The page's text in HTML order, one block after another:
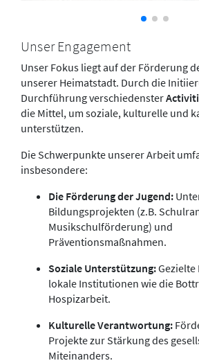
Unser Engagement
Unser Fokus liegt auf der Förderung
unserer Heimatstadt. Durch die
Durchführung verschiedenster
die Mittel, um soziale, kulturelle und
unterstützen.
Die Schwerpunkte unserer Arbeit
insbesondere:
Die Förderung der Jugend:
Bildungsprojekten (z.B.
Musikschulförderung) und
Präventionsmaßnahmen.
Soziale Unterstützung:
lokale Institutionen wie die
Hospizarbeit.
Kulturelle Verantwortung:
Projekte zur Stärkung des
Miteinanders.